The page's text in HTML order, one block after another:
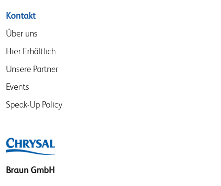
Kontakt
Über uns
Hier Erhältlich
Unsere Partner
Events
Speak-Up Policy
Braun GmbH